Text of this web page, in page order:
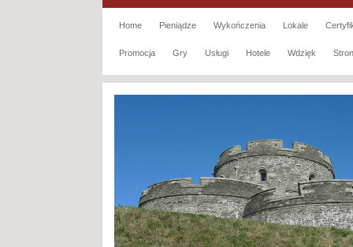
Home Pieniądze Wykończenia Lokale
Promocja Gry Usługi Hotele Wdzięk